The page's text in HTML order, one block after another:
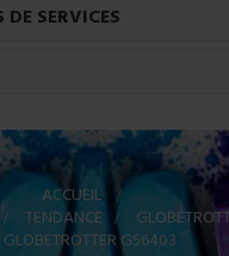
SERVICES
ACCUEIL >
> TENDANCE >
GLOBETROTTER G56403